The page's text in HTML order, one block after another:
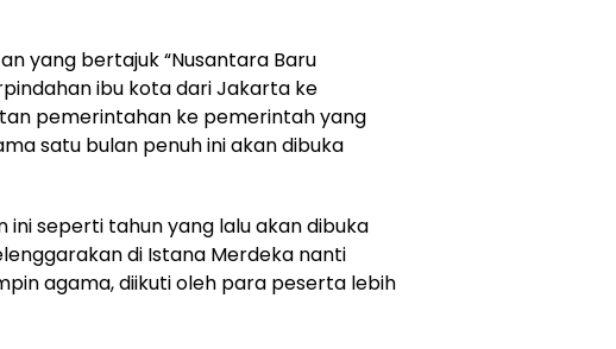
yang bertajuk “Nusantara Baru
ibu kota dari Jakarta ke
pemerintahan ke pemerintah yang
satu bulan penuh ini akan dibuka
ini seperti tahun yang lalu akan dibuka
di Istana Merdeka nanti
agama, diikuti oleh para peserta lebih